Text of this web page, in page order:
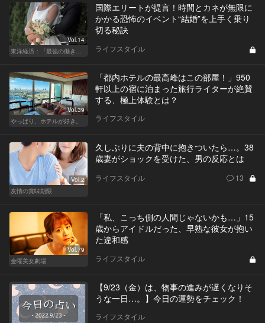
Vol.14
東洋経済：『最強の働き方』『一流の育て方』
国際エリートが提言！時間とカネが無限に
かかる恐怖のイベント“結婚”を上手く乗り
切る秘訣
ライフスタイル
Vol.39
やっぱり、ホテルが好き。
「都内ホテルの最高峰はこの部屋！」950
軒以上の宿に泊まった旅行ライターが絶賛
する、極上体験とは？
ライフスタイル
Vol.2
友情の賞味期限
久しぶりに夫の背中に抱きついたら…。38
歳妻がショックを受けた、男の反応とは
ライフスタイル 13
Vol.79
金曜美女劇場
「私、こっち側の人間じゃないかも…」15
歳からアイドルだった、早熟な彼女が抱い
た違和感
ライフスタイル
【9/23（金）は、物事の進みが遅くなりそ
うな一日…。】今日の運勢をチェック！
ライフスタイル